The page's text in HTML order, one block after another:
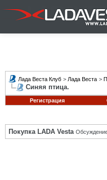
Лада Веста Клуб > Лада Веста >
Синяя птица.
Регистрация
Покупка LADA Vesta